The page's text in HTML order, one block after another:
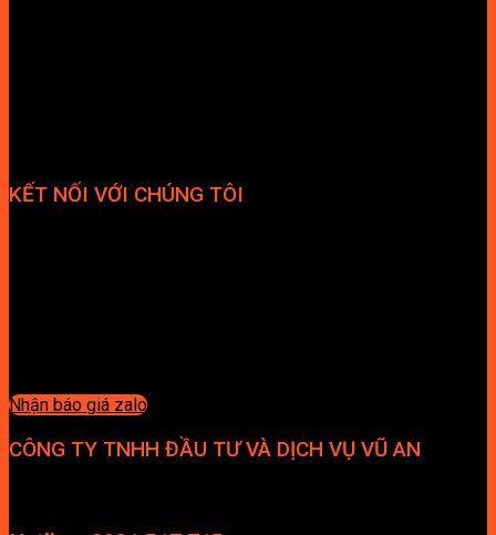
KẾT NỐI VỚI CHÚNG TÔI
Nhận báo giá zalo
CÔNG TY TNHH ĐẦU TƯ VÀ DỊCH VỤ VŨ AN